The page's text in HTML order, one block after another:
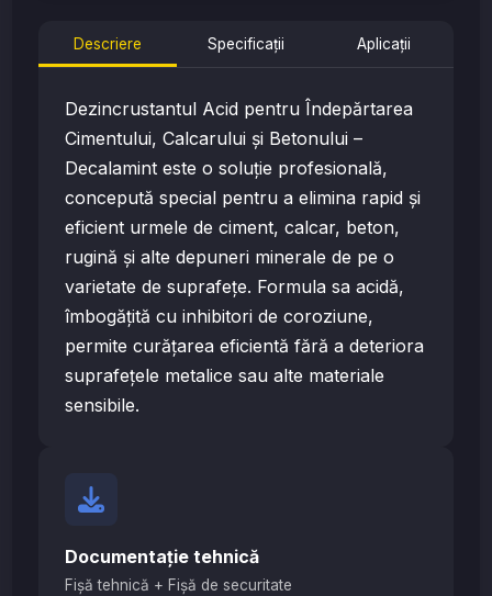
Descriere Specificații Aplicații
Dezincrustantul Acid pentru Îndepărtarea
Cimentului, Calcarului și Betonului –
Decalamint este o soluție profesională,
concepută special pentru a elimina rapid și
eficient urmele de ciment, calcar, beton,
rugină și alte depuneri minerale de pe o
varietate de suprafețe. Formula sa acidă,
îmbogățită cu inhibitori de coroziune,
permite curățarea eficientă fără a deteriora
suprafețele metalice sau alte materiale
sensibile.
Documentație tehnică
Fișă tehnică + Fișă de securitate